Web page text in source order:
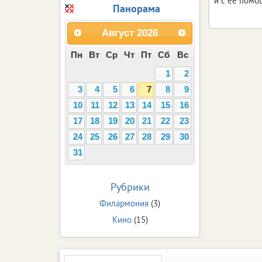
Панорама
Август 2026
Пн Вт Ср Чт Пт Сб
Вс
1
2
3
4 5 6 7 8
9
10
11 12 13 14 15
16
17
18 19 20 21 22
23
24
25 26 27 28 29
30
31
Рубрики
Филармония (3)
Кино(15)